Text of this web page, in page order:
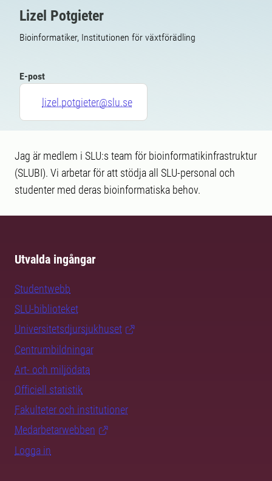
Lizel Potgieter
Bioinformatiker, Institutionen för växtförädling
E-post
lizel.potgieter@slu.se
Jag är medlem i SLU:s team för bioinformatikinfrastruktur
(SLUBI). Vi arbetar för att stödja all SLU-personal och
studenter med deras bioinformatiska behov.
Utvalda ingångar
Studentwebb
SLU-biblioteket
Universitetsdjursjukhuset
Centrumbildningar
Art- och miljödata
Officiell statistik
Fakulteter och institutioner
Medarbetarwebben
Logga in